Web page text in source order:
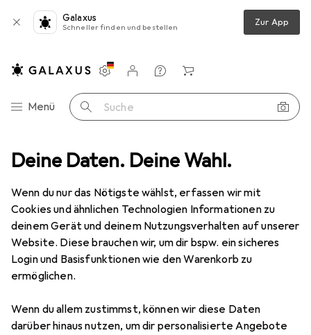
Deine Daten. Deine Wahl.
Wenn du nur das Nötigste wählst, erfassen wir mit
Cookies und ähnlichen Technologien Informationen zu
deinem Gerät und deinem Nutzungsverhalten auf unserer
Website. Diese brauchen wir, um dir bspw. ein sicheres
Login und Basisfunktionen wie den Warenkorb zu
ermöglichen.
Wenn du allem zustimmst, können wir diese Daten
darüber hinaus nutzen, um dir personalisierte Angebote
Galaxus
Schneller finden und bestellen Zur App
Navigation nach Kategorien
Menü Suche
Einstellungen
Kundenkonto
Vergleichslisten
Merklisten
Warenkorb
Reinigungsmittel Siemens Reinigungstabletten TZ80001A
21 Bilder
MENGENRABATT
SiemensReinigungstabletten
TZ80001A
EUR
8,57